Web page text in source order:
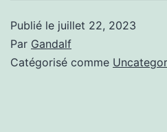
Publié le juillet 22, 2023
Par Gandalf
Catégorisé comme